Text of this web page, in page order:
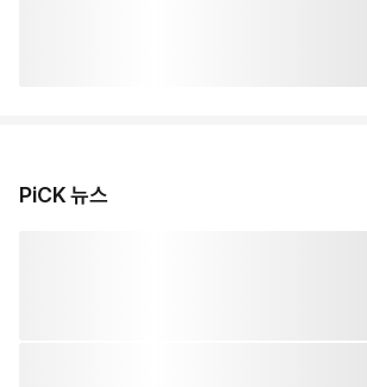
PiCK 뉴스